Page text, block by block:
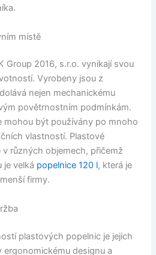
místě
Group 2016, s.r.o. vynikají svou
Vyrobeny jsou z
nejen mechanickému
povětrnostním podmínkám.
mohou být používány po mnoho
vlastností. Plastové
různých objemech, přičemž
je velká popelnice 120 l, která je
firmy.
plastových popelnic je jejich
ergonomickému designu a